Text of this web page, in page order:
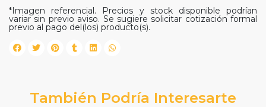
*Imagen referencial. Precios y stock disponible podrían
variar sin previo aviso. Se sugiere solicitar cotización formal
previo al pago del(los) producto(s).
También Podría Interesarte